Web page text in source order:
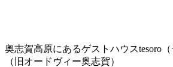
奥志賀高原にあるゲストハウスtesoro
（旧オードヴィー奥志賀）